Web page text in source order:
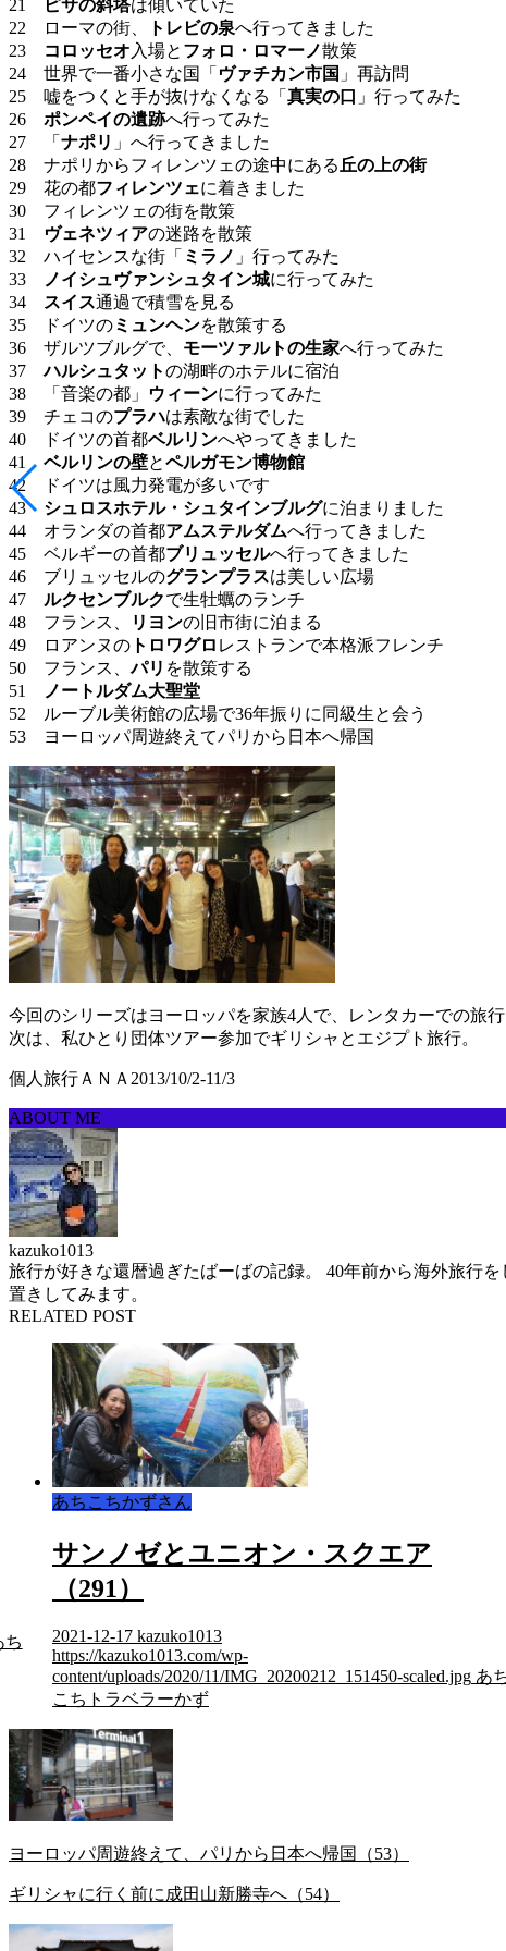
21 ピサの斜塔は傾いていた
22 ローマの街、
トレビの泉へ行ってきました
23
コロッセオ 入場と フォロ・ロマーノ散策
24 世界で一番小さな国「 ヴァチカン市国 」再訪問
25 嘘をつくと手が抜けなくなる「 真実の口 」行ってみた
26 ポンペイの遺跡へ行ってみた
27 「 ナポリ 」へ行ってきました
28 ナポリからフィレンツェの途中にある 丘の上の街
29 花の都フィレンツェに着きました
30 フィレンツェの街を散策
31
ヴェネツィアの迷路を散策
32 ハイセンスな街「 ミラノ 」行ってみた
33
ノイシュヴァンシュタイン城に行ってみた
34
スイス通過で積雪を見る
35 ドイツのミュンヘンを散策する
36 ザルツブルグで、 モーツァルトの生家へ行ってみた
37ハルシュタットの湖畔のホテルに宿泊
38 「音楽の都」
ウィーンに行ってみた
39 チェコのプラハは素敵な街でした
40 ドイツの首都ベルリンへやってきました
41 ベルリンの壁とペルガモン博物館
42 ドイツは風力発電が多いです
43 シュロスホテル・シュタインブルグに泊まりました
44 オランダの首都アムステルダムへ行ってきました
45 ベルギーの首都ブリュッセルへ行ってきました
46 ブリュッセルのグランプラスは美しい広場
47 ルクセンブルクで生牡蠣のランチ
48 フランス、
リヨンの旧市街に泊まる
49 ロアンヌの トロワグロ レストランで本格派フレンチ
50 フランス、パリ を散策する
51
ノートルダム大聖堂
52 ルーブル美術館の広場で36年振りに同級生と会う
53 ヨーロッパ周遊終えてパリから日本へ帰国
今回のシリーズはヨーロッパを家族4人で、レンタカーでの旅行
次は、私ひとり団体ツアー参加でギリシャとエジプト旅行。
個人旅行ＡＮＡ2013/10/2-11/3
ABOUT ME
kazuko1013
旅行が好きな還暦過ぎたばーばの記録。 40年前から海外旅行
置きしてみます。
RELATED POST
ち
あちこちかずさん
サンノゼとユニオン・スクエア
（291）
2021-12-17 kazuko1013
https://kazuko1013.com/wp-
content/uploads/2020/11/IMG_20200212_151450-scaled.jpg あ
こちトラベラーかず
ヨーロッパ周遊終えて、パリから日本へ帰国（53）
ギリシャに行く前に成田山新勝寺へ（54）